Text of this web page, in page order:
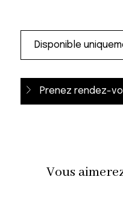
Prenez rendez-
Vous